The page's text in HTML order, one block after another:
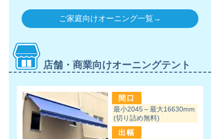
ご家庭向けオーニング一覧→
店舗・商業向けオーニングテント
間口
最小2045～最大16630mm
(切り詰め無料)
出幅